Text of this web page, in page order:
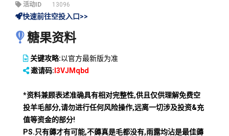
活动ID 13096
快速前往空投入口>>
糖果资料
关键攻略:以官方最新版为准
邀请码: I3VJMqbd
*资料兼顾表述准确具有相对完整性,供且仅供理解免费空
投羊毛部分,请勿进行任何风险操作,远离一切涉及投资&充
值等资金的部分!
PS.只有薅才有可能,不薅真是毛都没有,雨露均沾是最佳薅